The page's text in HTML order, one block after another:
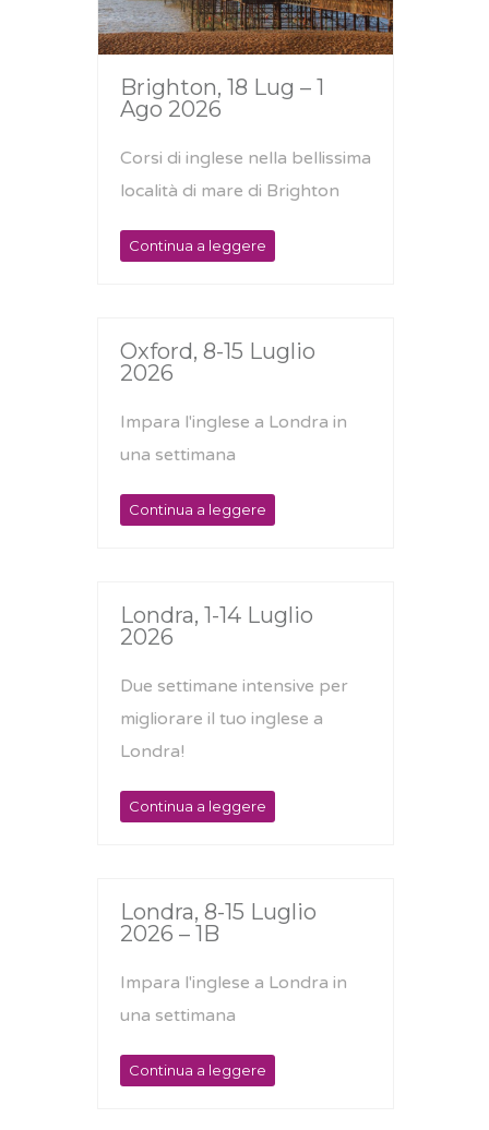
Brighton, 18 Lug – 1
Ago 2026
Corsi di inglese nella bellissima
località di mare di Brighton
Continua a leggere
Oxford, 8-15 Luglio
2026
Impara l'inglese a Londra in
una settimana
Continua a leggere
Londra, 1-14 Luglio
2026
Due settimane intensive per
migliorare il tuo inglese a
Londra!
Continua a leggere
Londra, 8-15 Luglio
2026 – 1B
Impara l'inglese a Londra in
una settimana
Continua a leggere